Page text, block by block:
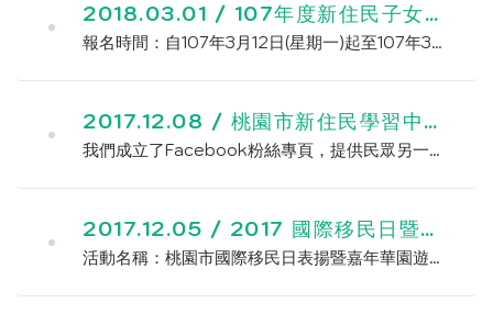
2018.03.01 / 107年度新住民子女越南語朗讀比賽
報名時間：自107年3月12日(星期一)起至107年3月26日（星期一）中午12時止。 報名截止日期：參賽學校應於107年3月26日(星期一)中午12時前，以網路報名方式於忠貞國...
2017.12.08 / 桃園市新住民學習中心facebook粉絲專頁成立
我們成立了Facebook粉絲專頁，提供民眾另一個便捷的資訊取得方式，連結如下：https://www.facebook.com/TaoyuanImmigrantLearningC...
2017.12.05 / 2017 國際移民日暨嘉年華園遊會
活動名稱：桃園市國際移民日表揚暨嘉年華園遊會 活動時間：2017年12月10日(日) 活動地點：桃園市政府前廣場